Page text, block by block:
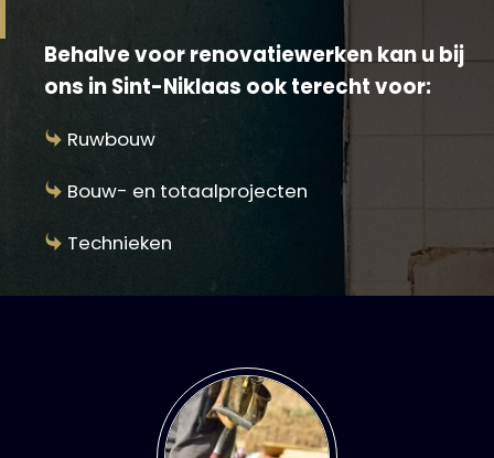
Behalve voor renovatiewerken kan u bij
ons in Sint-Niklaas ook terecht voor:
Ruwbouw
Bouw- en totaalprojecten
Technieken